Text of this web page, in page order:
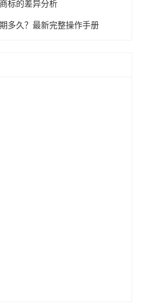
标的差异分析
多久？最新完整操作手册